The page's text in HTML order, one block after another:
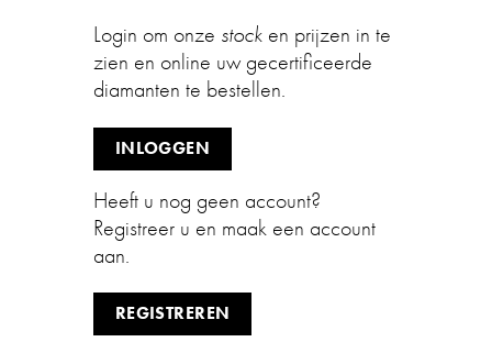
Login om onze stock en prijzen in te
zien en online uw gecertificeerde
diamanten te bestellen.
INLOGGEN
Heeft u nog geen account?
Registreer u en maak een account
aan.
REGISTREREN